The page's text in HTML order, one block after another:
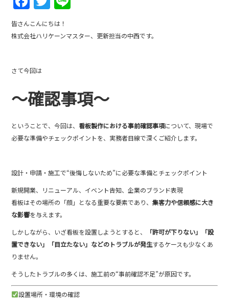
a
c
b
o
w
itt e
皆さんこんにちは！
株式会社ハリケーンマスター、更新担当の中西です。
さて今回は
～確認事項～
ということで、今回は、看板製作における事前確認事項について、現場で
必要な準備やチェックポイントを、実務者目線で深くご紹介します。
設計・申請・施工で“後悔しないため”に必要な準備とチェックポイント
新規開業、リニューアル、イベント告知、企業のブランド表現
看板はその場所の「顔」となる重要な要素であり、集客力や信頼感に大き
な影響を与えます。
しかしながら、いざ看板を設置しようとすると、
「許可が下りない」「設
置できない」「目立たない」などのトラブルが発生するケースも少なくあ
りません。
そうしたトラブルの多くは、施工前の“事前確認不足”が原因です。
設置場所・環境の確認